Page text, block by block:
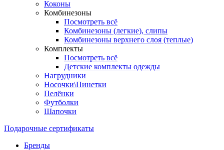
Коконы
Комбинезоны
Посмотреть всё
Комбинезоны (легкие), слипы
Комбинезоны верхнего слоя (теплые)
Комплекты
Посмотреть всё
Детские комплекты одежды
Нагрудники
Носочки\Пинетки
Пелёнки
Футболки
Шапочки
Подарочные сертификаты
Бренды